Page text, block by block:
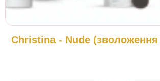
Christina - Nude (зволоження